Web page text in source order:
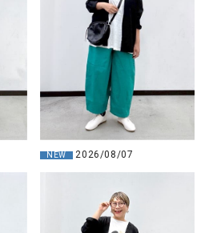
NEW 2026/08/07